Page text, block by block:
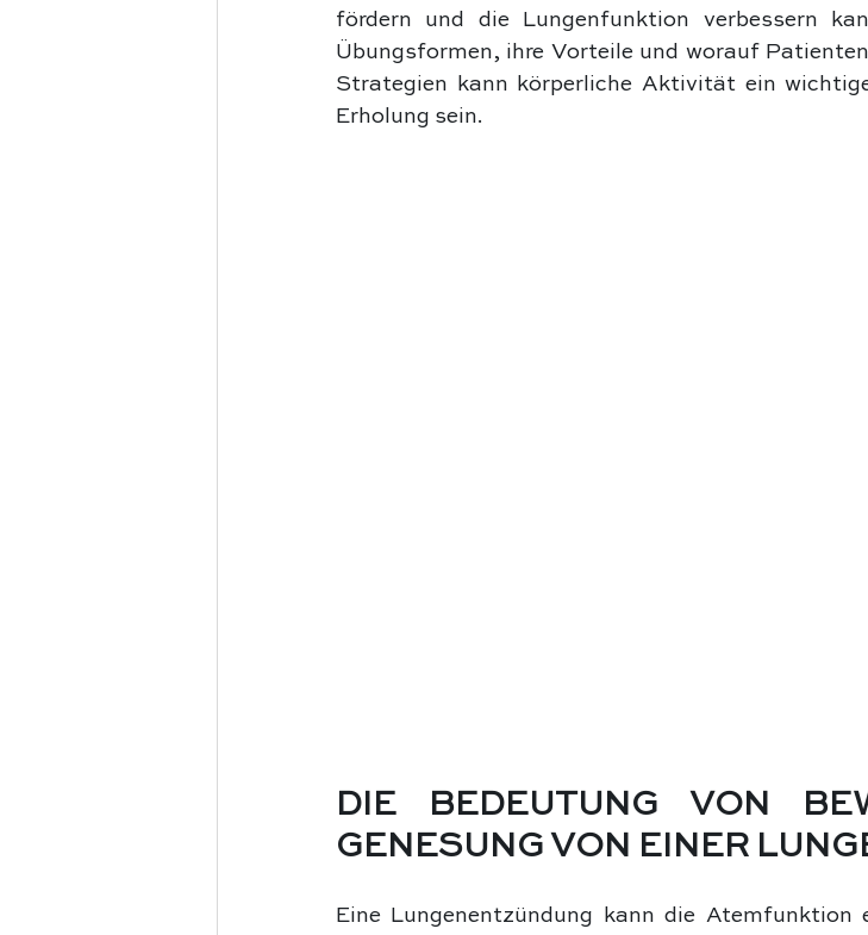
fördern und die Lungenfunktion verbessern
Übungsformen, ihre Vorteile und worauf
Strategien kann körperliche Aktivität ein
Erholung sein.
DIE BEDEUTUNG VON
GENESUNG VON EINER
Eine Lungenentzündung kann die Atemfunktion